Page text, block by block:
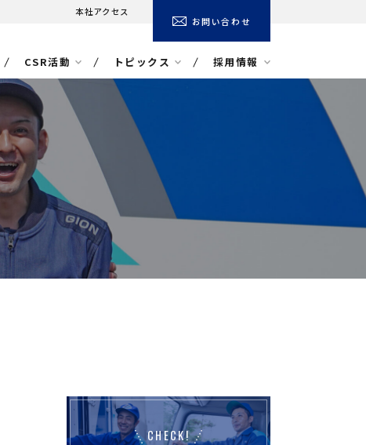
お問い合わせ
本社アクセス
CSR活動 トピックス 採用情報
CHECK!